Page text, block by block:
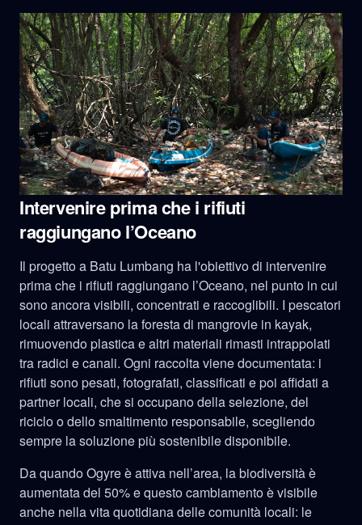
Intervenire prima che i rifiuti
raggiungano l’Oceano
Il progetto a Batu Lumbang ha l'obiettivo di intervenire
prima che i rifiuti raggiungano l’Oceano, nel punto in cui
sono ancora visibili, concentrati e raccoglibili. I pescatori
locali attraversano la foresta di mangrovie in kayak,
rimuovendo plastica e altri materiali rimasti intrappolati
tra radici e canali. Ogni raccolta viene documentata: i
rifiuti sono pesati, fotografati, classificati e poi affidati a
partner locali, che si occupano della selezione, del
riciclo o dello smaltimento responsabile, scegliendo
sempre la soluzione più sostenibile disponibile.
Da quando Ogyre è attiva nell’area, la biodiversità è
aumentata del 50% e questo cambiamento è visibile
anche nella vita quotidiana delle comunità locali: le